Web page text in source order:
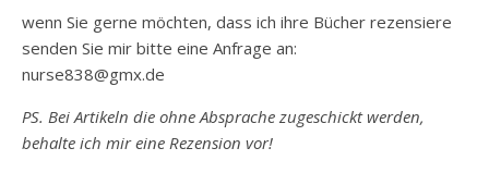
wenn Sie gerne möchten, dass ich ihre Bücher rezensiere
senden Sie mir bitte eine Anfrage an:
nurse838@gmx.de
PS. Bei Artikeln die ohne Absprache zugeschickt werden,
behalte ich mir eine Rezension vor!